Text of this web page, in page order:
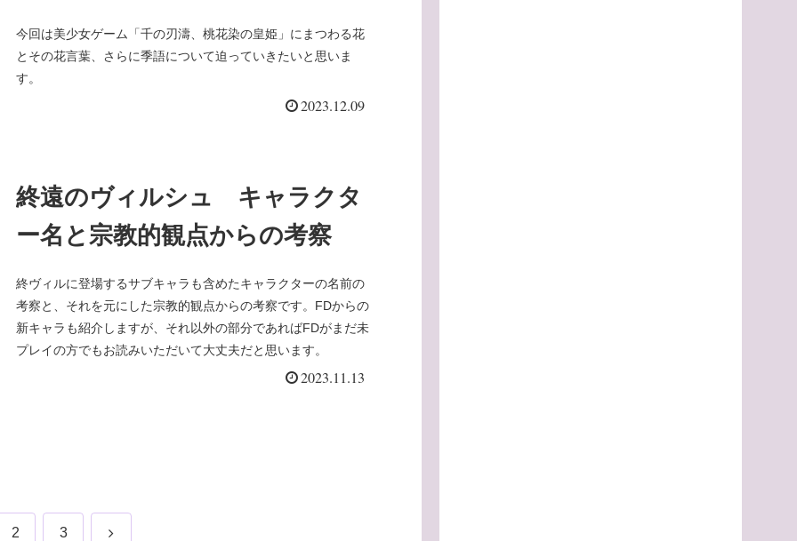
今回は美少女ゲーム「千の刃濤、桃花染の皇姫」にまつわる花
とその花言葉、さらに季語について迫っていきたいと思いま
す。
2023.12.09
終遠のヴィルシュ キャラクタ
ー名と宗教的観点からの考察
終ヴィルに登場するサブキャラも含めたキャラクターの名前の
考察と、それを元にした宗教的観点からの考察です。FDからの
新キャラも紹介しますが、それ以外の部分であればFDがまだ未
プレイの方でもお読みいただいて大丈夫だと思います。
2023.11.13
2 3 次